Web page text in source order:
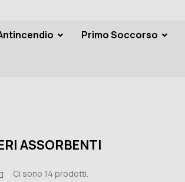
Primo Soccorso
ASSORBENTI
Ci sono 14 prodotti.